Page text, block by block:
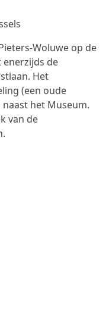
Woluwe op de
enerzijds de
Het
(een oude
het Museum.
van de